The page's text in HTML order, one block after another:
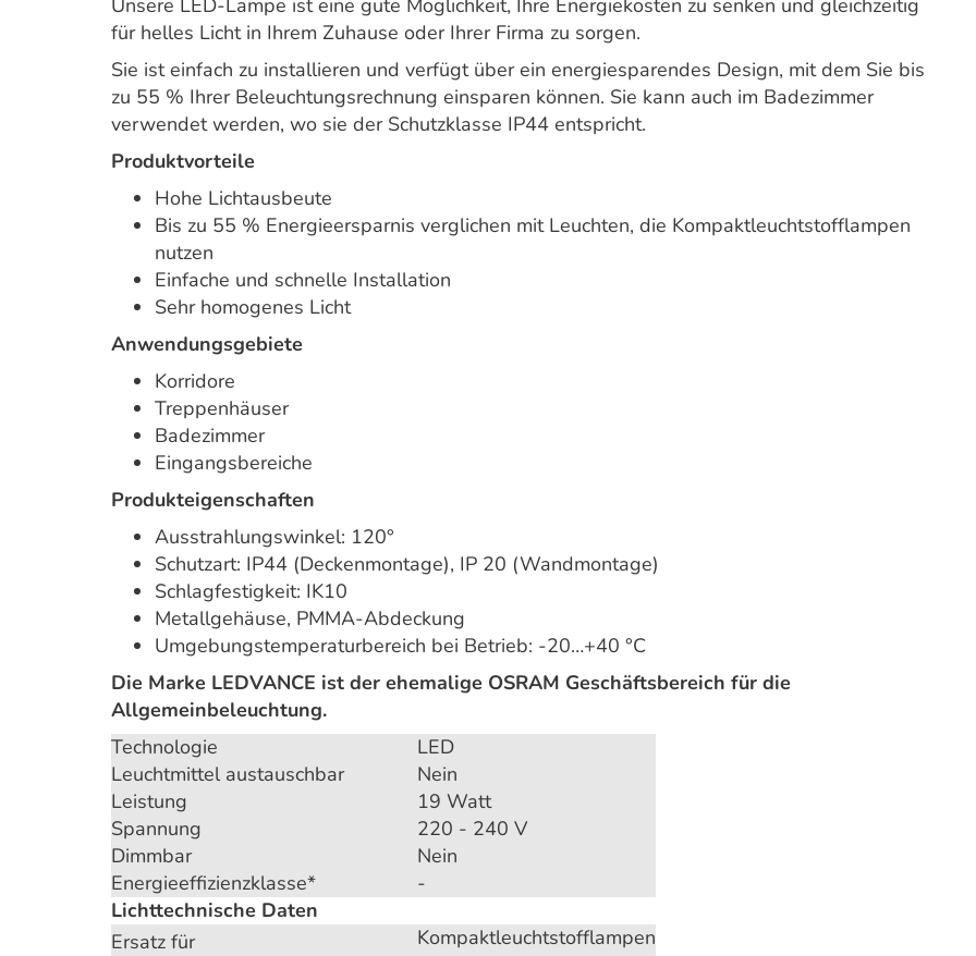
Unsere LED-Lampe ist eine gute Möglichkeit, Ihre Energiekosten zu senken und gleichzeitig
für helles Licht in Ihrem Zuhause oder Ihrer Firma zu sorgen.
Sie ist einfach zu installieren und verfügt über ein energiesparendes Design, mit dem Sie bis
zu 55 % Ihrer Beleuchtungsrechnung einsparen können. Sie kann auch im Badezimmer
verwendet werden, wo sie der Schutzklasse IP44 entspricht.
Produktvorteile
Hohe Lichtausbeute
Bis zu 55 % Energieersparnis verglichen mit Leuchten, die Kompaktleuchtstofflampen
nutzen
Einfache und schnelle Installation
Sehr homogenes Licht
Anwendungsgebiete
Korridore
Treppenhäuser
Badezimmer
Eingangsbereiche
Produkteigenschaften
Ausstrahlungswinkel: 120°
Schutzart: IP44 (Deckenmontage), IP 20 (Wandmontage)
Schlagfestigkeit: IK10
Metallgehäuse, PMMA-Abdeckung
Umgebungstemperaturbereich bei Betrieb: -20…+40 °C
Die Marke LEDVANCE ist der ehemalige OSRAM Geschäftsbereich für die
Allgemeinbeleuchtung.
Technologie
LED
Leuchtmittel austauschbar
Nein
Leistung
19 Watt
Spannung
220 - 240 V
Dimmbar
Nein
Energieeffizienzklasse*
-
Lichttechnische Daten
Ersatz für
Kompaktleuchtstofflampen